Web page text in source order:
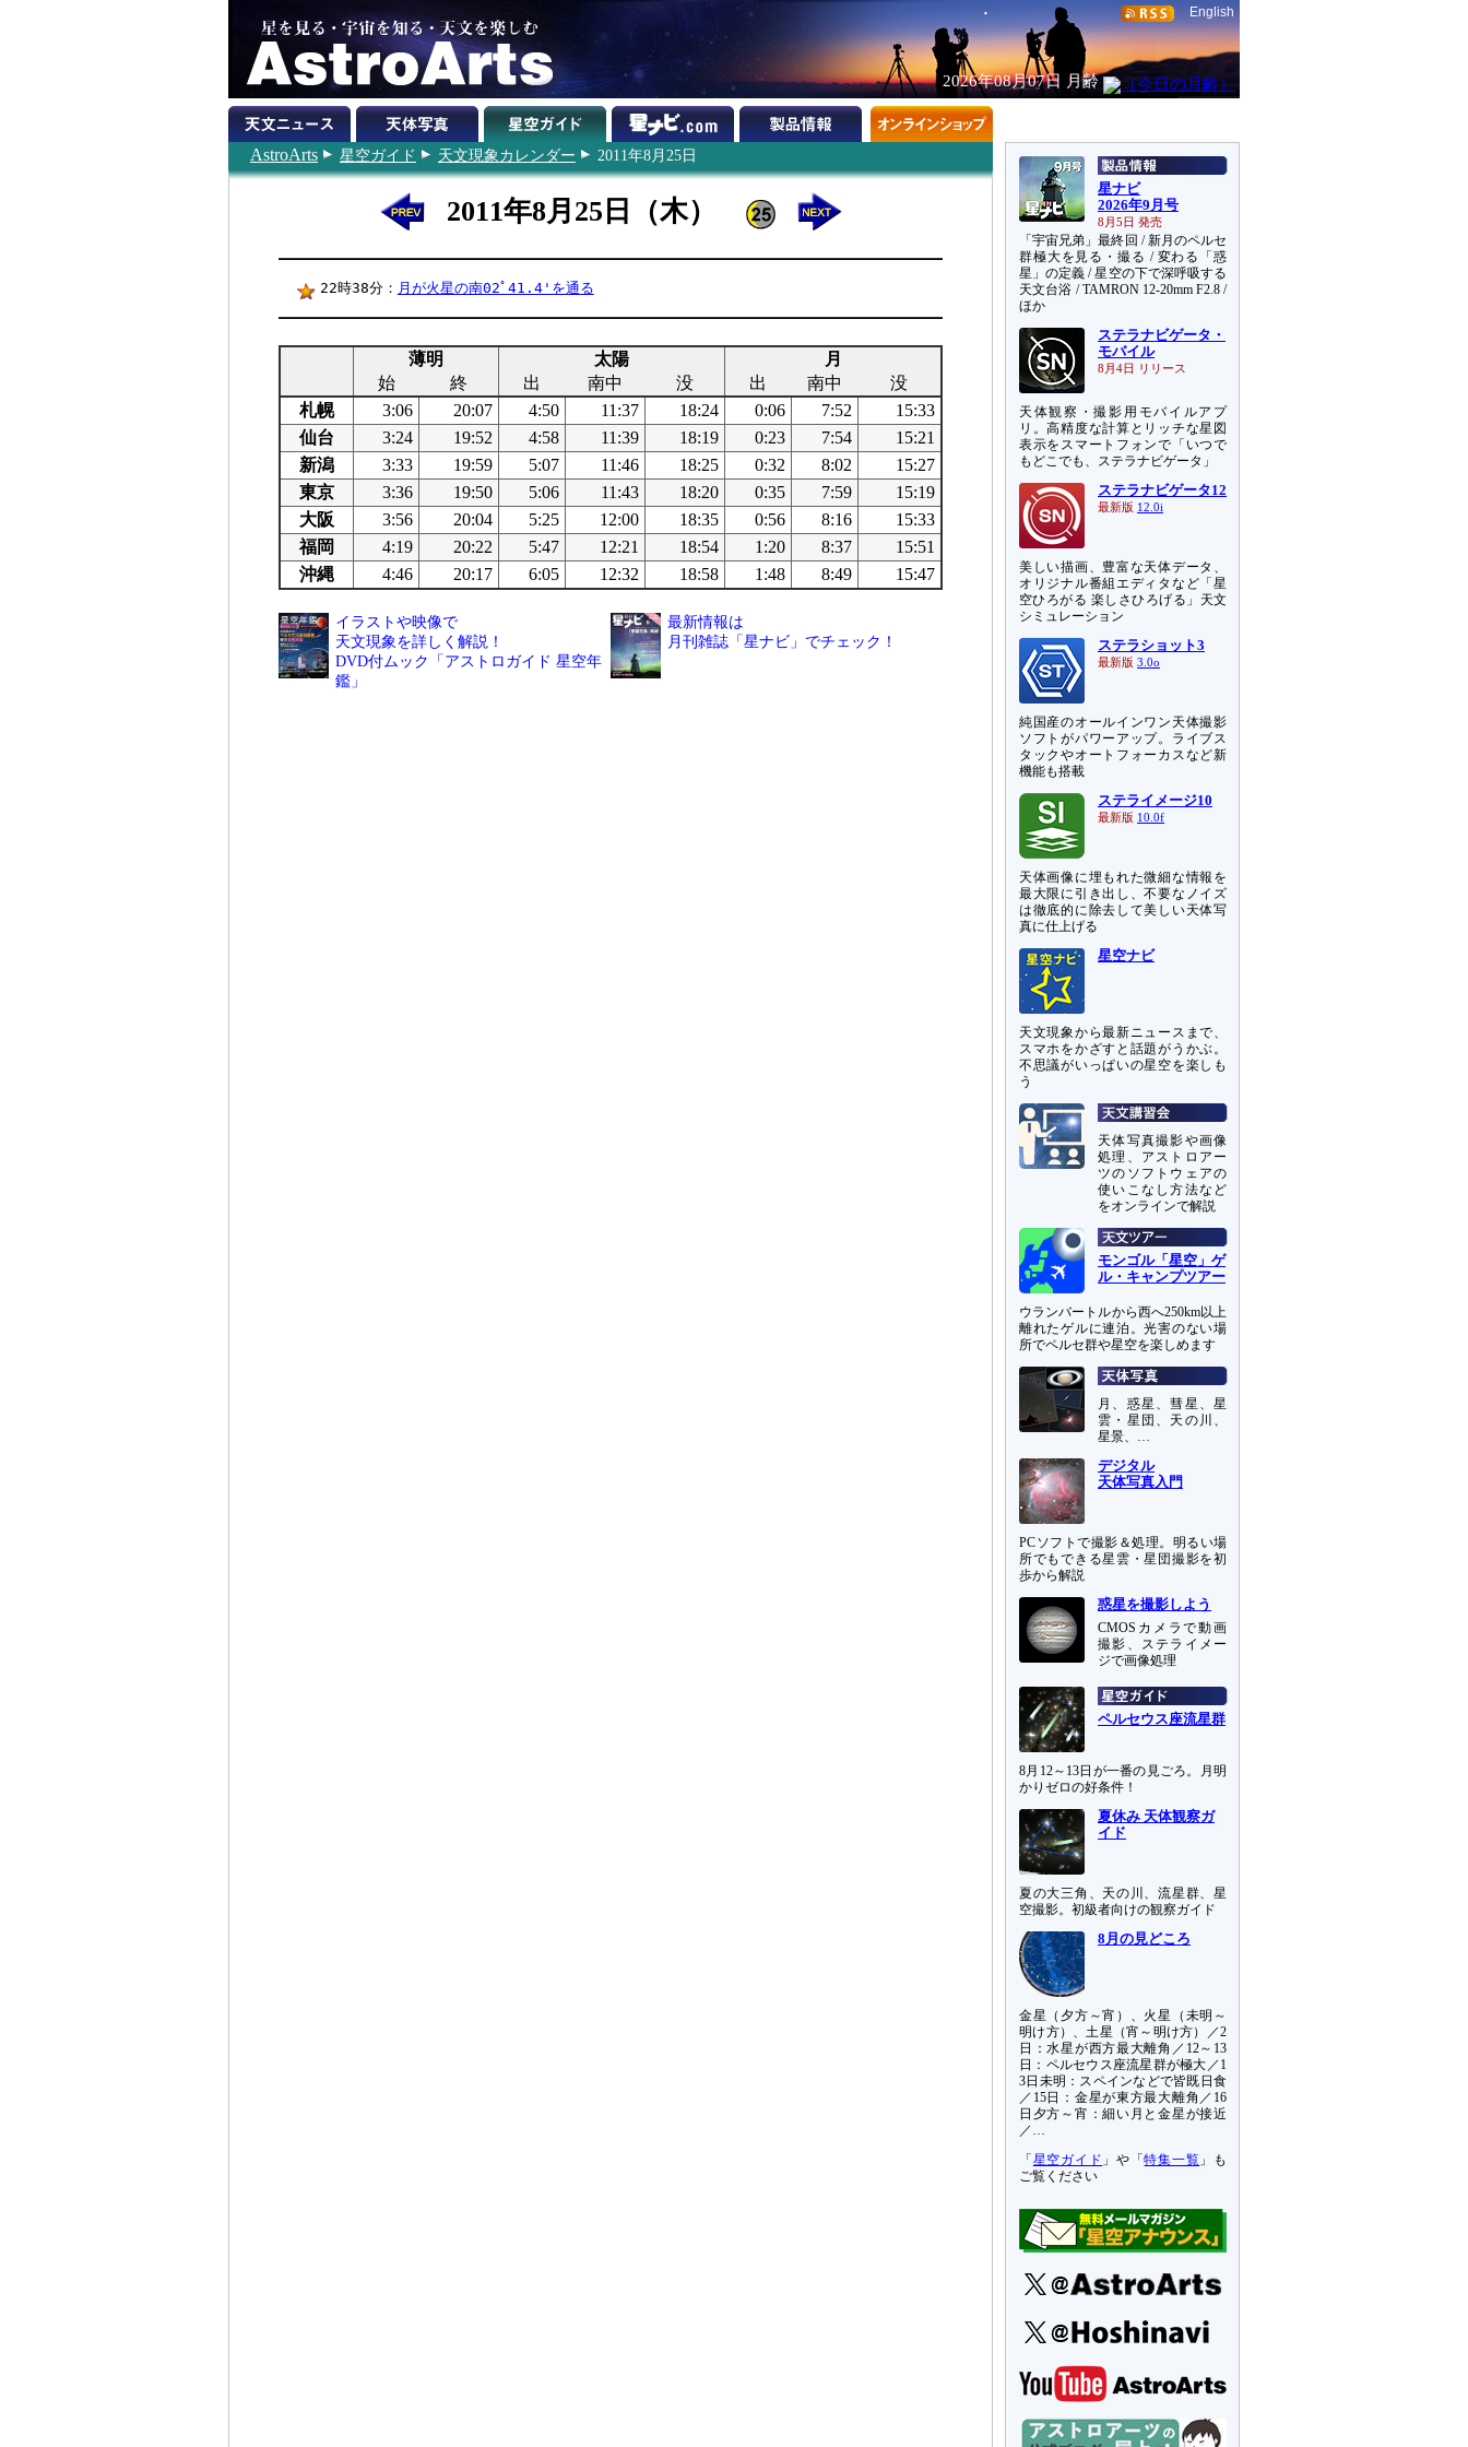
English
2026年08月07日 月齢
AstroArts 星空ガイド 天文現象カレンダー 2011年8月25日
2011年8月25日（木）
22時38分： 月が火星の南02ﾟ41.4'を通る
薄明 太陽
月
始
終 出 南中 没 出 南中
没
札幌
3:06 20:07 4:50 11:37 18:24 0:06 7:52
15:33
仙台
3:24 19:52 4:58 11:39 18:19 0:23 7:54
15:21
新潟
3:33 19:59 5:07 11:46 18:25 0:32 8:02
15:27
東京
3:36 19:50 5:06 11:43 18:20 0:35 7:59
15:19
大阪
3:56 20:04 5:25 12:00 18:35 0:56 8:16
15:33
福岡
4:19 20:22 5:47 12:21 18:54 1:20 8:37
15:51
沖縄
4:46 20:17 6:05 12:32 18:58 1:48 8:49 15:47
イラストや映像で
天文現象を詳しく解説！
DVD付ムック「アストロガイド 星空年
鑑」
最新情報は
月刊雑誌「星ナビ」でチェック！
星ナビ
2026年9月号
8月5日 発売
「宇宙兄弟」最終回 / 新月のペルセ
群極大を見る・撮る / 変わる「惑
星」の定義 / 星空の下で深呼吸する
天文台浴 / TAMRON 12-20mm F2.8 /
ほか
ステラナビゲータ・
モバイル
8月4日 リリース
天体観察・撮影用モバイルアプ
リ。高精度な計算とリッチな星図
表示をスマートフォンで「いつで
もどこでも、ステラナビゲータ」
ステラナビゲータ12
最新版 12.0i
美しい描画、豊富な天体データ、
オリジナル番組エディタなど「星
空ひろがる 楽しさひろげる」天文
シミュレーション
ステラショット3
最新版 3.0o
純国産のオールインワン天体撮影
ソフトがパワーアップ。ライブス
タックやオートフォーカスなど新
機能も搭載
ステライメージ10
最新版 10.0f
天体画像に埋もれた微細な情報を
最大限に引き出し、不要なノイズ
は徹底的に除去して美しい天体写
真に仕上げる
星空ナビ
天文現象から最新ニュースまで、
スマホをかざすと話題がうかぶ。
不思議がいっぱいの星空を楽しも
う
天体写真撮影や画像
処理、アストロアー
ツのソフトウェアの
使いこなし方法など
をオンラインで解説
モンゴル「星空」ゲ
ル・キャンプツアー
ウランバートルから西へ250km以上
離れたゲルに連泊。光害のない場
所でペルセ群や星空を楽しめます
月、惑星、彗星、星
雲・星団、天の川、
星景、…
デジタル
天体写真入門
PCソフトで撮影＆処理。明るい場
所でもできる星雲・星団撮影を初
歩から解説
惑星を撮影しよう
CMOSカメラで動画
撮影、ステライメー
ジで画像処理
ペルセウス座流星群
8月12～13日が一番の見ごろ。月明
かりゼロの好条件！
夏休み 天体観察ガ
イド
夏の大三角、天の川、流星群、星
空撮影。初級者向けの観察ガイド
8月の見どころ
金星（夕方～宵）、火星（未明～
明け方）、土星（宵～明け方）／2
日：水星が西方最大離角／12～13
日：ペルセウス座流星群が極大／1
3日未明：スペインなどで皆既日食
／15日：金星が東方最大離角／16
日夕方～宵：細い月と金星が接近
／…
「 星空ガイド 」や「特集一覧 」も
ご覧ください